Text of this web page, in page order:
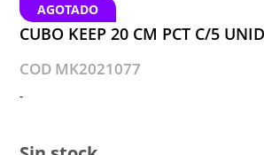
AGOTADO
CUBO KEEP 20 CM PCT C/5
COD MK2021077
-